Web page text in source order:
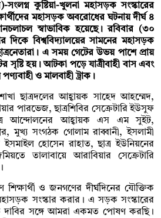
সংলগ্ন কুষ্টিয়া-খুলনা মহাসড়ক সংস্কারের
মহাসড়ক অবরোধের ঘটনায় দীর্ঘ ৪
স্বাভাবিক হয়েছে। রবিবার (৩০
দিকে বিশ্ববিদ্যালয়ের সামনের মহাসড়ক
এ সময় গেটের উভয় পাশে প্রায়
সৃষ্টি হয়। আটকা পড়ে যাত্রীবাহী বাস এবং
ও মালবাহী ট্রাক।
ছাত্রদলের আহ্বায়ক সাহেদ আহম্মেদ,
পারভেজ, ছাত্রশিবির সেক্রেটারি ইউসুফ
আন্দোলনের আহ্বায়ক এস এম সুইট,
মুখ্য সংগঠক গোলাম রাব্বানী, ইসলামী
হোসেন রাহাত, ছাত্র ইউনিয়নের
তালাবায়ে আরাবিয়ার সেক্রেটারি
শিক্ষার্থী ও জনগণের দীর্ঘদিনের যৌক্তিক
সংস্কার করার। এ সড়ক সংস্কারের
দাবির সঙ্গে আমরা একমত পোষণ করছি।